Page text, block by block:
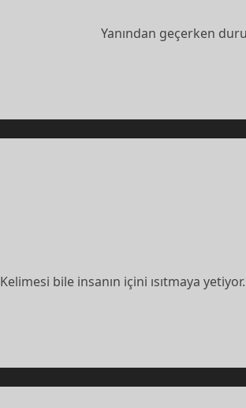
Yanından geçerken
Kelimesi bile insanın içini ısıtmaya